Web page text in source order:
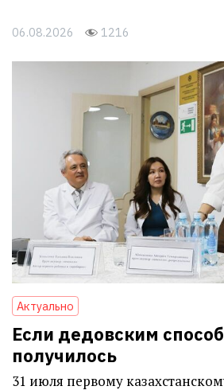
06.08.2026 1216
Актуально
Если дедовским
получилось
31 июля первому